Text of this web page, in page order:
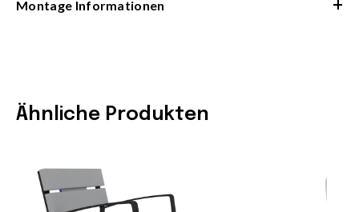
Montage Informationen
Ähnliche Produkten